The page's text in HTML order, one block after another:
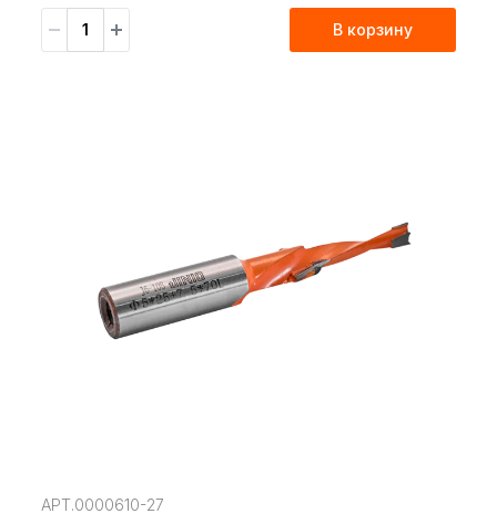
В корзину
АРТ.0000610-27